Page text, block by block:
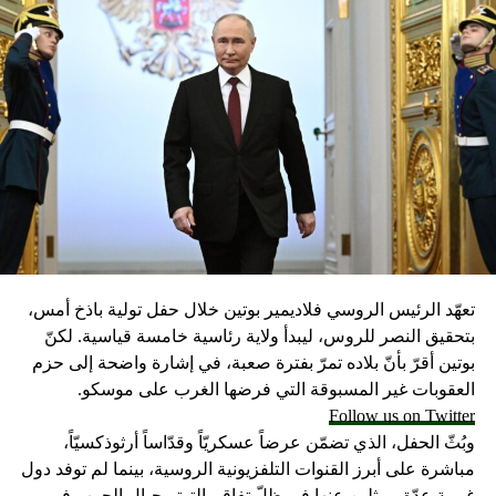
البروتين الذي تم فحصه في الدراسة.ومع ذلك، لا توجد وسيلة
حتى الآن للتأكد من أن النتائج التي تم التوصل إليها في الفئران
هي نفسها التي يمكن أن تحدث لدى البشر.وتشير الدراسات إلى
أن النوم أقل من 7 ساعات في الليل يرتبط بزيادة مخاطر الإصابة
ببعض الحالات، مثل البدانة والسكري وارتفاع ضغط الدم
وأمراض القلب والسكتة الدماغية والاضطراب العقلي
المتكرر.ولذلك، يجب الحصول على قيلولة للتعويض عن الوقت
الضائع. ولكي تتمكن من الاستمتاع بفوائد القيلولة بشكل كامل،
قد تحتاج إلى إعادة تنظيم وقت عملك، حيث أن إحدى الدراسات
تقول إن الوقت المثالي للحصول على قيلولة يجب ألا يتخطى
للنوم مساء، ما يتسبب في تعطيل الإيقاع اليومي الخاص بك،
والذي قد يؤدي بدوره إلى مشاكل صحية على المدى
الطويل.المصدر: إنديبندنت
RELATED TOPICS:
UP
يستعد لحرب شوارع في الحديدة مع ارتفاع حصيلة
تعهّد الرئيس الروسي فلاديمير بوتين خلال حفل تولية باذخ أمس،
بتحقيق النصر للروس، ليبدأ ولاية رئاسية خامسة قياسية. لكنّ
بوتين أقرّ بأنّ بلاده تمرّ بفترة صعبة، في إشارة واضحة إلى حزم
العقوبات غير المسبوقة التي فرضها الغرب على موسكو.
Follow us on Twitter
وبُثّ الحفل، الذي تضمّن عرضاً عسكريّاً وقدّاساً أرثوذكسيّاً،
مباشرة على أبرز القنوات التلفزيونية الروسية، بينما لم توفد دول